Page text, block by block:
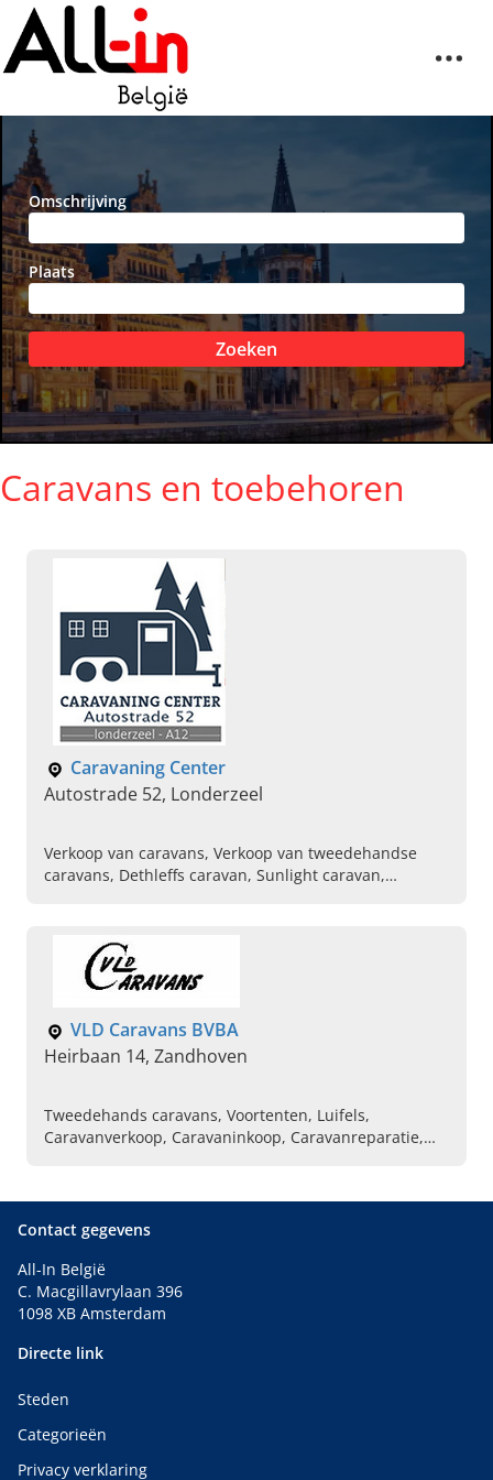
Omschrijving
Plaats
Zoeken
Caravans en toebehoren
Caravaning Center
Autostrade 52, Londerzeel
Verkoop van caravans, Verkoop van tweedehandse
caravans, Dethleffs caravan, Sunlight caravan,
VLD Caravans BVBA
Heirbaan 14, Zandhoven
Tweedehands caravans, Voortenten, Luifels,
Caravanverkoop, Caravaninkoop, Caravanreparatie,
Contact gegevens
All-In België
C. Macgillavrylaan 396
1098 XB Amsterdam
Directe link
Steden
Categorieën
Privacy verklaring